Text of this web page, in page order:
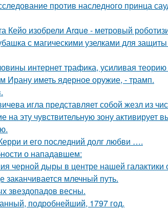
против наследного принца
Кейо изобрели Arque - метровый
с магическими узелками для
интернет трафика, усиливая
Ирану иметь ядерное оружие, - трамп.
игла представляет собой жезл из
на эту чувствительную зону активирует
и его последний долг любви ….
о нападавшем:
черной дыры в центре нашей галактики
заканчивается млечный путь.
звездопадов весны.
подробнейший, 1797 год.